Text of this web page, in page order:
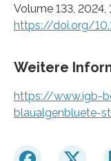
Volume 133, 2024,
https://doi.org/
Weitere
https://www.igb-
blaualgenbluete-